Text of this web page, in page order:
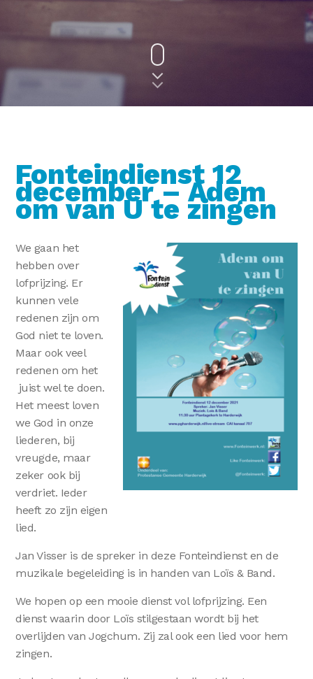
Fonteindienst 12
december – Adem
om van U te zingen
We gaan het
hebben over
lofprijzing. Er
kunnen vele
redenen zijn om
God niet te loven.
Maar ook veel
redenen om het
juist wel te doen.
Het meest loven
we God in onze
liederen, bij
vreugde, maar
zeker ook bij
verdriet. Ieder
heeft zo zijn eigen
lied.
Jan Visser is de spreker in deze Fonteindienst en de
muzikale begeleiding is in handen van Loïs & Band.
We hopen op een mooie dienst vol lofprijzing. Een
dienst waarin door Loïs stilgestaan wordt bij het
overlijden van Jogchum. Zij zal ook een lied voor hem
zingen.